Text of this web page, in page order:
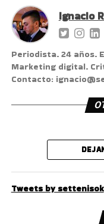
Ignacio
Periodista. 24 años.
Marketing digital.
Contacto:
Tweets by settenisok